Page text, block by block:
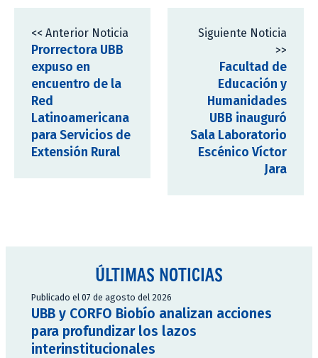
<< Anterior Noticia
Prorrectora UBB
expuso en
encuentro de la
Red
Latinoamericana
para Servicios de
Extensión Rural
Siguiente Noticia
>>
Facultad de
Educación y
Humanidades
UBB inauguró
Sala Laboratorio
Escénico Víctor
Jara
ÚLTIMAS NOTICIAS
Publicado el 07 de agosto del 2026
UBB y CORFO Biobío analizan acciones
para profundizar los lazos
interinstitucionales